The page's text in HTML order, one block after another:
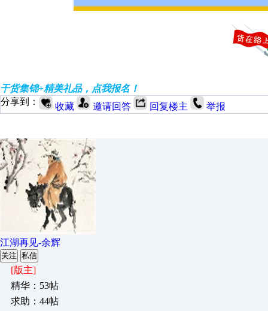
干货集锦+精美礼品，点我报名！
分享到：
收藏 邀请回答 回复楼主 举报
江湖再见-余辉
关注 私信
[版主]
精华：53帖
求助：44帖